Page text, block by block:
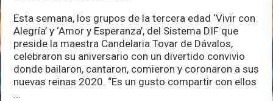
DIF
Puerto
Vallarta
con
adultos
mayores
Esta semana, los grupos de la tercera edad ‘Vivir con
Alegría’ y ‘Amor y Esperanza’, del Sistema DIF que
preside la maestra Candelaria Tovar de Dávalos,
celebraron su aniversario con un divertido convivio
donde bailaron, cantaron, comieron y coronaron a sus
nuevas reinas 2020. “Es un gusto compartir con ellos
…